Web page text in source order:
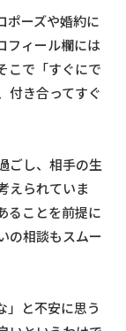
ポーズや婚約に
フィール欄には
こで「すぐにで
付き合ってすぐ
ごし、相手の生
えられていま
ることを前提に
の相談もスムー
」と不安に思う